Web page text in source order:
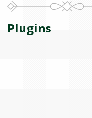
Plugins